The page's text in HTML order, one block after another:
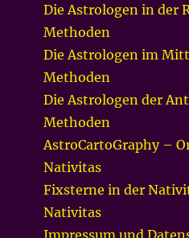
Die Astrologen in der
Methoden
Die Astrologen im
Methoden
Die Astrologen der
Methoden
AstroCartoGraphy –
Nativitas
Fixsterne in der
Nativitas
Impressum und